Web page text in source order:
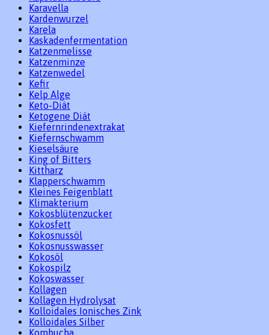
Karavella
Kardenwurzel
Karela
Kaskadenfermentation
Katzenmelisse
Katzenminze
Katzenwedel
Kefir
Kelp Alge
Keto-Diät
Ketogene Diät
Kiefernrindenextrakat
Kiefernschwamm
Kieselsäure
King of Bitters
Kittharz
Klapperschwamm
Kleines Feigenblatt
Klimakterium
Kokosblütenzucker
Kokosfett
Kokosnussöl
Kokosnusswasser
Kokosöl
Kokospilz
Kokoswasser
Kollagen
Kollagen Hydrolysat
Kolloidales Ionisches Zink
Kolloidales Silber
Kombucha